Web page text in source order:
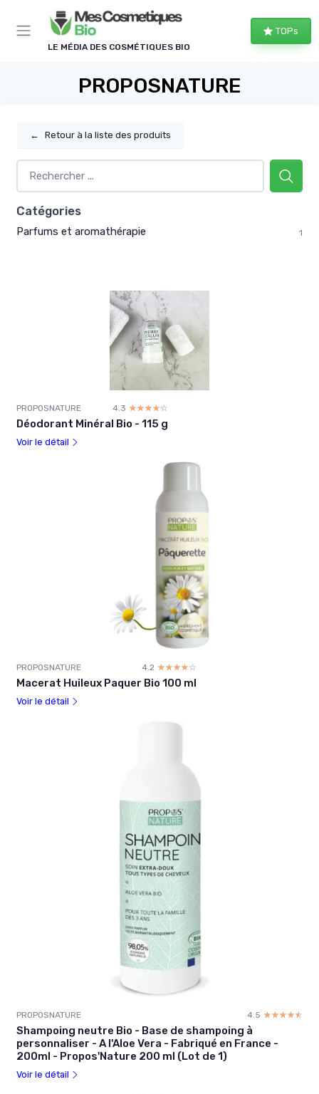
LE MÉDIA DES COSMÉTIQUES BIO
TOPs
PROPOSNATURE
← Retour à la liste des produits
Catégories
Parfums et aromathérapie 1
PROPOSNATURE 4.3 ☆☆☆☆☆
★★★★★
Déodorant Minéral Bio - 115 g
Voir le détail
PROPOSNATURE 4.2 ☆☆☆☆☆
★★★★★
Macerat Huileux Paquer Bio 100 ml
Voir le détail
PROPOSNATURE 4.5 ☆☆☆☆☆
★★★★★
Shampoing neutre Bio - Base de shampoing à
personnaliser - A l'Aloe Vera - Fabriqué en France -
200ml - Propos'Nature 200 ml (Lot de 1)
Voir le détail
Panneau de gestion des cookies